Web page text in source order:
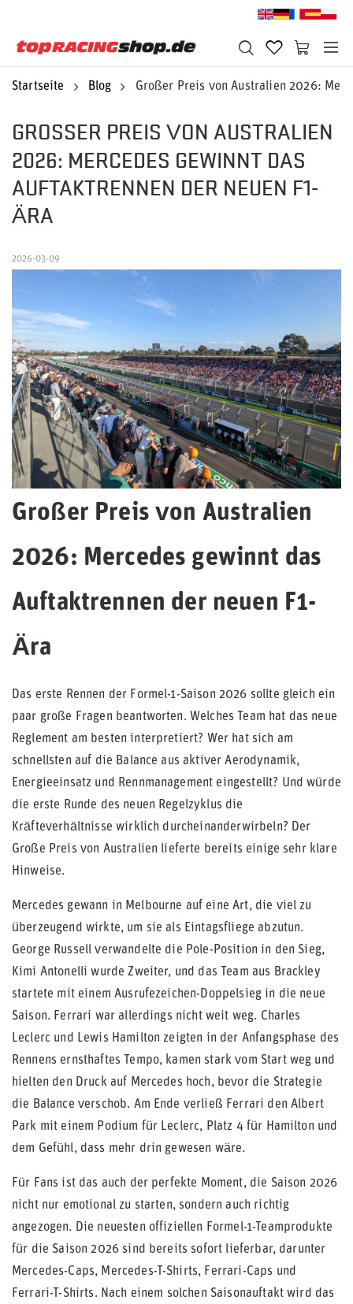
Startseite Blog Großer Preis von Australien 2026:
GROSSER PREIS VON AUSTRALIEN 2
026: MERCEDES GEWINNT DAS A
UFTAKTRENNEN DER NEUEN F1-Ä
RA
2026-03-09
Großer Preis von Australien
2026: Mercedes gewinnt das
Auftaktrennen der neuen F1-
Ära
Das erste Rennen der Formel-1-Saison 2026 sollte gleich ein
paar große Fragen beantworten. Welches Team hat das neue
Reglement am besten interpretiert? Wer hat sich am
schnellsten auf die Balance aus aktiver Aerodynamik,
Energieeinsatz und Rennmanagement eingestellt? Und würde
die erste Runde des neuen Regelzyklus die
Kräfteverhältnisse wirklich durcheinanderwirbeln? Der
Große Preis von Australien lieferte bereits einige sehr klare
Hinweise.
Mercedes gewann in Melbourne auf eine Art, die viel zu
überzeugend wirkte, um sie als Eintagsfliege abzutun.
George Russell verwandelte die Pole-Position in den Sieg,
Kimi Antonelli wurde Zweiter, und das Team aus Brackley
startete mit einem Ausrufezeichen-Doppelsieg in die neue
Saison. Ferrari war allerdings nicht weit weg. Charles
Leclerc und Lewis Hamilton zeigten in der Anfangsphase des
Rennens ernsthaftes Tempo, kamen stark vom Start weg und
hielten den Druck auf Mercedes hoch, bevor die Strategie
die Balance verschob. Am Ende verließ Ferrari den Albert
Park mit einem Podium für Leclerc, Platz 4 für Hamilton und
dem Gefühl, dass mehr drin gewesen wäre.
Für Fans ist das auch der perfekte Moment, die Saison 2026
nicht nur emotional zu starten, sondern auch richtig
angezogen. Die neuesten offiziellen Formel-1-Teamprodukte
für die Saison 2026 sind bereits sofort lieferbar, darunter
Mercedes-Caps, Mercedes-T-Shirts, Ferrari-Caps und
Ferrari-T-Shirts. Nach einem solchen Saisonauftakt wird das